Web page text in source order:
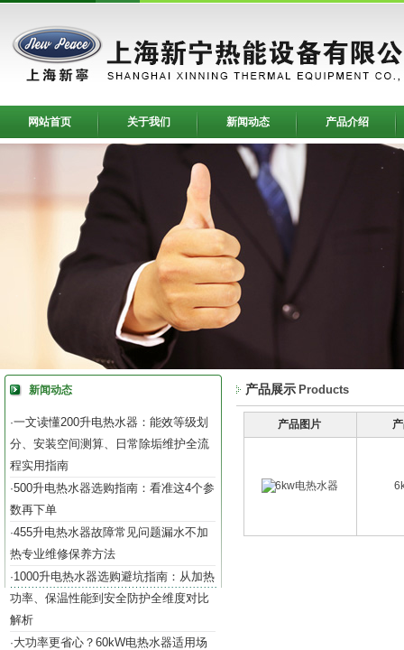
网站首页 关于我们 新闻动态 产品介绍
新闻动态
·一文读懂200升电热水器：能效等级划
分、安装空间测算、日常除垢维护全流
程实用指南
·500升电热水器选购指南：看准这4个参
数再下单
·455升电热水器故障常见问题漏水不加
热专业维修保养方法
·1000升电热水器选购避坑指南：从加热
功率、保温性能到安全防护全维度对比
解析
·大功率更省心？60kW电热水器适用场
产品展示 Products
产品图片